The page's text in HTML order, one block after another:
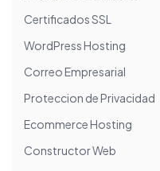
Certificados SSL
WordPress Hosting
Correo Empresarial
Proteccion de Privacidad
Ecommerce Hosting
Constructor Web